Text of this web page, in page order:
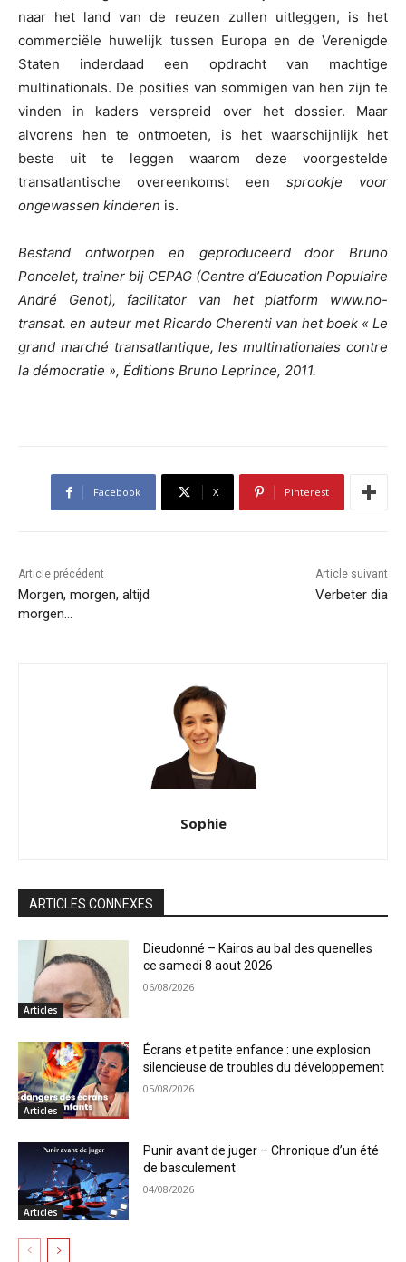
naar het land van de reuzen zullen uitleggen, is het
commerciële huwelijk tussen Europa en de Verenigde
Staten inderdaad een opdracht van machtige
multinationals. De posities van sommigen van hen zijn te
vinden in kaders verspreid over het dossier. Maar
alvorens hen te ontmoeten, is het waarschijnlijk het
beste uit te leggen waarom deze voorgestelde
transatlantische overeenkomst een sprookje voor
ongewassen kinderen is.
Bestand ontworpen en geproduceerd door Bruno
Poncelet, trainer bij CEPAG (Centre d’Education Populaire
André Genot), facilitator van het platform www.no-
transat. en auteur met Ricardo Cherenti van het boek « Le
grand marché transatlantique, les multinationales contre
la démocratie », Éditions Bruno Leprince, 2011.
Facebook X Pinterest
Article précédent
Morgen, morgen, altijd
morgen…
Article suivant
Verbeter dia
Sophie
ARTICLES CONNEXES
Articles
Dieudonné – Kairos au bal des quenelles
ce samedi 8 aout 2026
06/08/2026
Articles
Écrans et petite enfance : une explosion
silencieuse de troubles du développement
05/08/2026
Articles
Punir avant de juger – Chronique d’un été
de basculement
04/08/2026